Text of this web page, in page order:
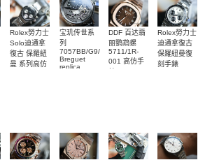
Rolex勞力士
Solo迪通拿
復古 保羅紐
曼 系列高仿
宝玑传世系
列
7057BB/G9/9W6
Breguet
replica
DDF 百达翡
丽鹦鹉螺
5711/1R-
001 高仿手
Rolex勞力士
迪通拿復古
保羅紐曼復
刻手錶